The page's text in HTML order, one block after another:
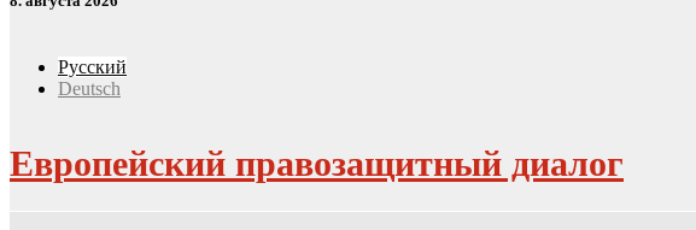
Русский
Deutsch
Европейский правозащитный диалог